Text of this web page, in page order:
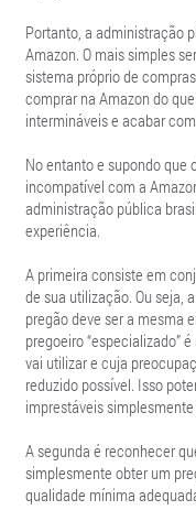
Portanto, a administração
Amazon. O mais simples
sistema próprio de
comprar na Amazon do
intermináveis e acabar
No entanto e supondo que
incompatível com a
administração pública
experiência.
A primeira consiste em
de sua utilização. Ou seja,
pregão deve ser a mesma
pregoeiro “especializado”
vai utilizar e cuja
reduzido possível. Isso
imprestáveis
A segunda é reconhecer
simplesmente obter um
qualidade mínima